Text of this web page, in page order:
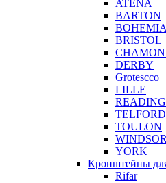
ATENA
BARTON
BOHEMIA
BRISTOL
DERBY
Grotescco
LILLE
READING
TELFORD
TOULON
WINDSOR
YORK
Кронштейны
Rifar